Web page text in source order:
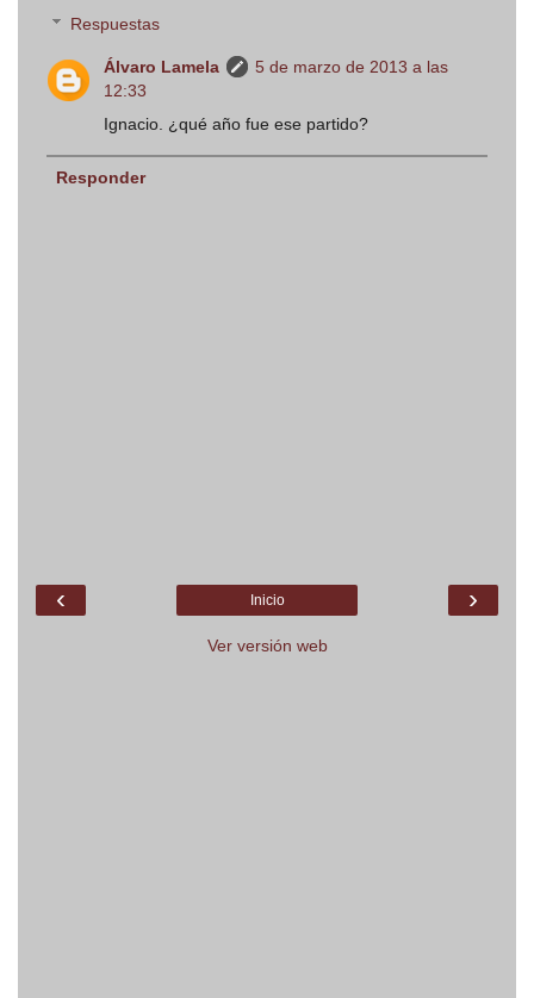
Respuestas
Álvaro Lamela
5 de marzo de 2013 a las
12:33
Ignacio. ¿qué año fue ese partido?
Responder
‹ ›
Inicio
Ver versión web